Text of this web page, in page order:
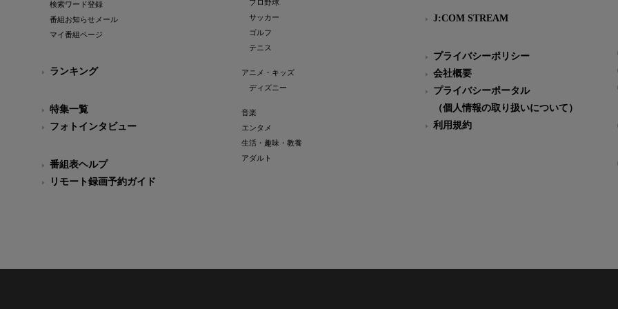
検索ワード登録
番組お知らせメール
マイ番組ページ
ランキング
特集一覧
フォトインタビュー
番組表ヘルプ
リモート録画予約ガイド
プロ野球
サッカー
ゴルフ
テニス
アニメ・キッズ
ディズニー
音楽
エンタメ
生活・趣味・教養
アダルト
J:COM STREAM
プライバシーポリシー
会社概要
プライバシーポータル
（個人情報の取り扱いについて）
利用規約